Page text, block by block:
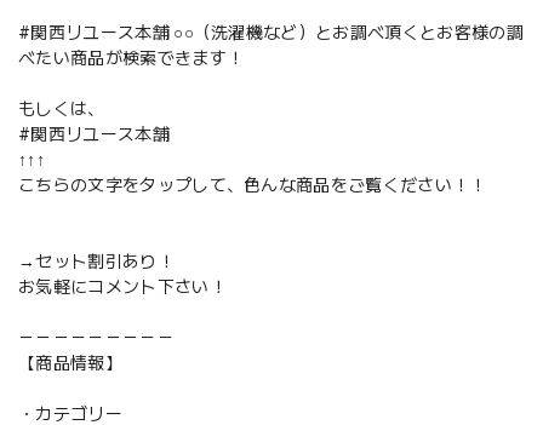
#関西リユース本舗 ○○（洗濯機など）とお調べ頂くとお客様の調
べたい商品が検索できます！
もしくは、
#関西リユース本舗
↑↑↑
こちらの文字をタップして、色んな商品をご覧ください！！
→セット割引あり！
お気軽にコメント下さい！
－－－－－－－－－
【商品情報】
・カテゴリー